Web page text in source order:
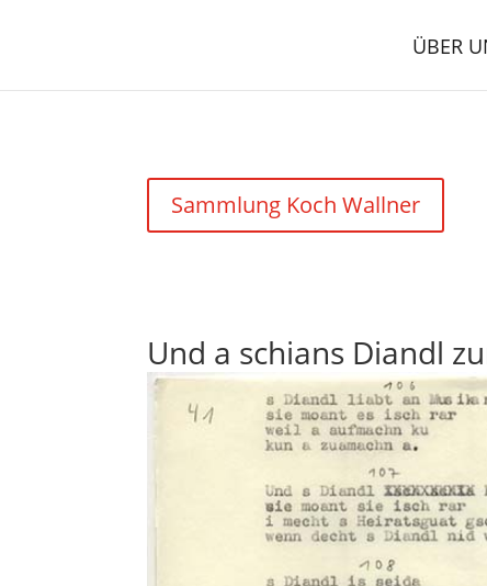
ÜBER
Sammlung Koch Wallner
Und a schians Diandl